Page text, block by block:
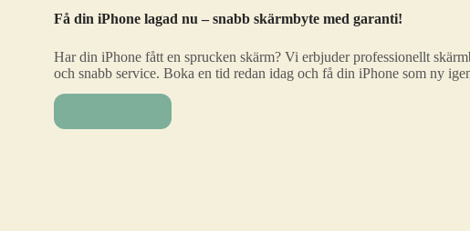
Få din iPhone lagad nu – snabb skärmbyte med garanti!
Har din iPhone fått en sprucken skärm? Vi erbjuder professionellt
och snabb service. Boka en tid redan idag och få din iPhone som ny